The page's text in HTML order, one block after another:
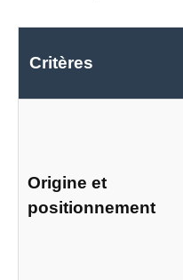
Critères
Origine et
positionnement